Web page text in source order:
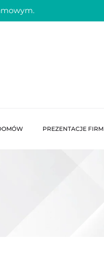
PREZENTACJE FIRM